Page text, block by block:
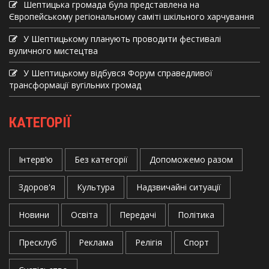
Шептицька громада була представлена на
Європейському регіональному саміті шкільного харчування
У Шептицькому планують проводити фестивалі
вуличного мистецтва
У Шептицькому відбувся Форум справедливої
трансформації вугільних громад
КАТЕГОРІЇ
Інтерв’ю Без категорії Допоможемо разом
Здоров'я Культура Надзвичайні ситуації
Новини Освіта Передачі Політика
Пресклуб Реклама Релігія Спорт